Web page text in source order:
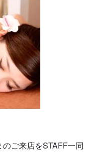
ご来店をSTAFF一同